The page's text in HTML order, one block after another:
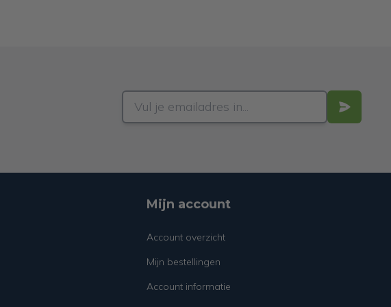
Mijn account
Account overzicht
Mijn bestellingen
Account informatie